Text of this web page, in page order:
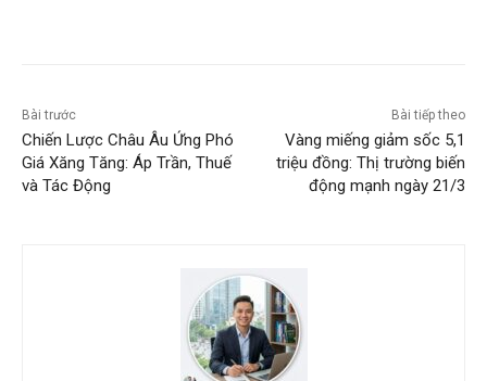
Bài trước
Chiến Lược Châu Âu Ứng Phó
Giá Xăng Tăng: Áp Trần, Thuế
và Tác Động
Bài tiếp theo
Vàng miếng giảm sốc 5,1
triệu đồng: Thị trường biến
động mạnh ngày 21/3